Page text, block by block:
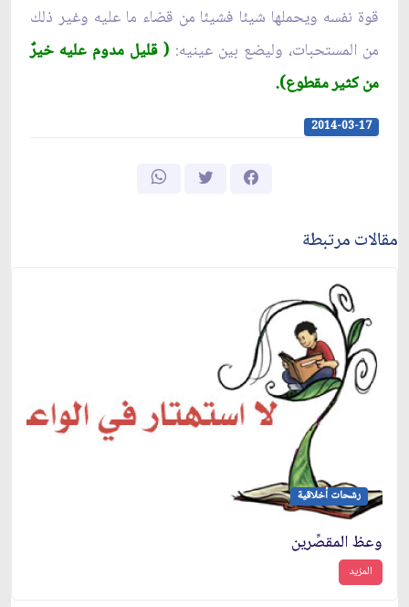
قوة نفسه ويحملها شيئا فشيئا من قضاء ما عليه وغير ذلك
من المستحبات، وليضع بين عينيه: ( قليل مدوم عليه خيرٌ
من كثير مقطوع).
2014-03-17
مقالات مرتبطة
رشحات أخلاقية
وعظ المقصِّرين
المزيد